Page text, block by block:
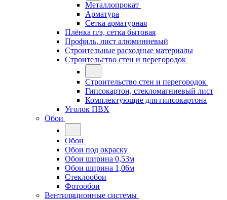
Металлопрокат
Арматура
Сетка арматурная
Плёнка п/э, сетка бытовая
Профиль, лист алюминиевый
Строительные расходные материалы
Строительство стен и перегородок
Строительство стен и перегородок
Гипсокартон, стекломагниевый лист
Комплектующие для гипсокартона
Уголок ПВХ
Обои
Обои
Обои под окраску
Обои ширина 0,53м
Обои ширина 1,06м
Стеклообои
Фотообои
Вентиляционные системы